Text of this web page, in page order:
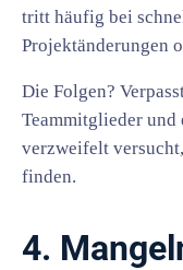
tritt häufig bei
Projektänderungen
Die Folgen?
Teammitglieder
verzweifelt
finden.
4.